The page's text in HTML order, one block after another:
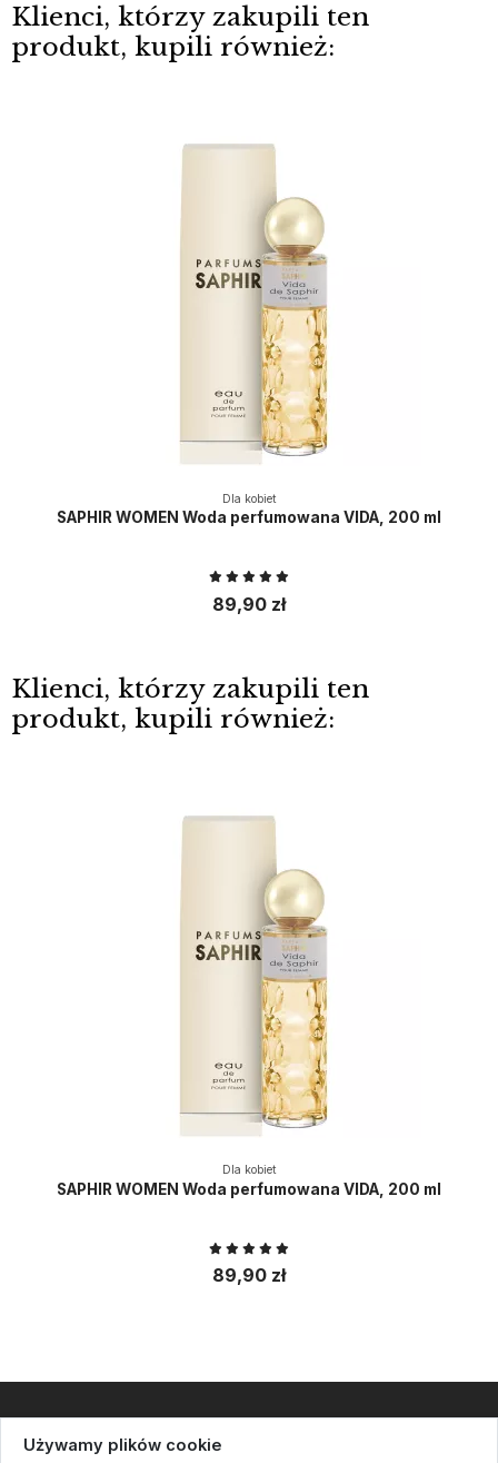
Klienci, którzy zakupili ten
produkt, kupili również:
Dla kobiet
SAPHIR WOMEN Woda perfumowana VIDA, 200 ml
89,90 zł
Klienci, którzy zakupili ten
produkt, kupili również:
Dla kobiet
SAPHIR WOMEN Woda perfumowana VIDA, 200 ml
89,90 zł
Używamy plików cookie